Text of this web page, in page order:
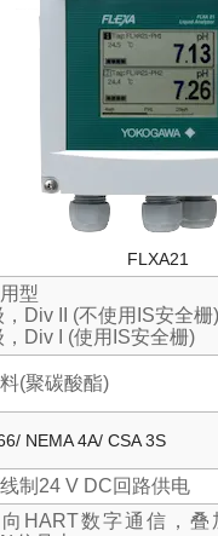
FLXA21
型
Div II (不使用 IS安全栅)
Div I (使用 IS安全栅)
(聚碳酸酯)
NEMA 4A/ CSA 3S
制 24 V DC回路供电
HART数字通信，叠